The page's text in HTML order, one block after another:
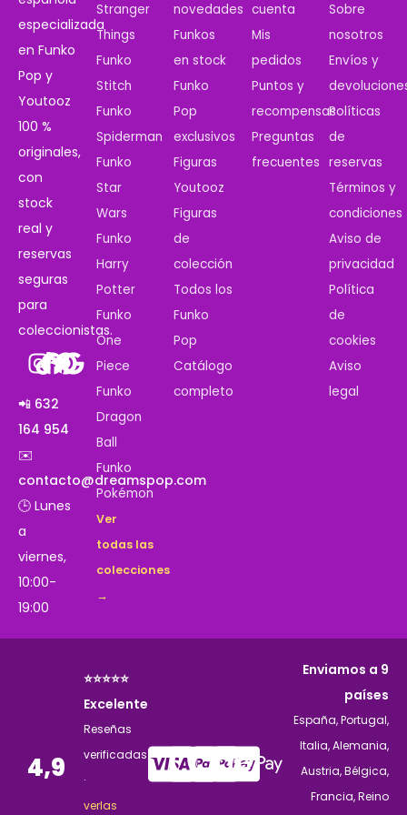
especializada
en Funko
Pop y
Youtooz
100 %
originales,
con
stock
real y
reservas
seguras
para
coleccionistas.
📲 632
164 954
✉️
contacto@dreamspop.com
🕒 Lunes
a
viernes,
10:00-
19:00
Stranger
Things
Funko
Stitch
Funko
Spiderman
Funko
Star
Wars
Funko
Harry
Potter
Funko
One
Piece
Funko
Dragon
Ball
Funko
Pokémon
Ver
todas las
colecciones
→
novedades
Funkos
en stock
Funko
Pop
exclusivos
Figuras
Youtooz
Figuras
de
colección
Todos los
Funko
Pop
Catálogo
completo
cuenta
Mis
pedidos
Puntos y
recompensas
Preguntas
frecuentes
Sobre
nosotros
Envíos y
Políticas
de
reservas
Términos y
condiciones
Aviso de
privacidad
Política
de
cookies
Aviso
legal
4,9
⭐⭐⭐⭐⭐
Excelente
Reseñas
verificadas
·
verlas
Enviamos a 9
países
España, Portugal,
Italia, Alemania,
Austria, Bélgica,
Francia, Reino